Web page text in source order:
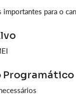
para o
Programático